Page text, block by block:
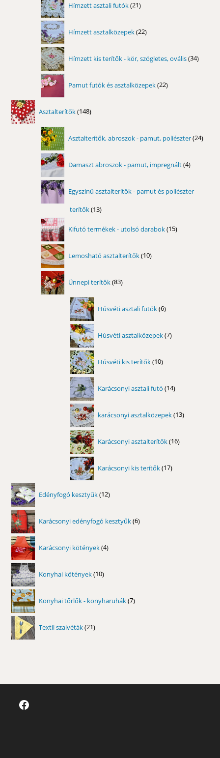
Hímzett asztali futók 21
termék
Hímzett asztalközepek 22
termék
Hímzett kis terítők - kör, szögletes, ovális 34
termék
Pamut futók és asztalközepek 22
termék
Asztalterítők 148
termék
Asztalterítők, abroszok - pamut, poliészter 24
Damaszt abroszok - pamut, impregnált 4
termék
Egyszínű asztalterítők - pamut és poliészter
terítők 1313
Kifutó termékek - utolsó darabok 15
termék
Lemosható asztalterítők 10
termék
Ünnepi terítők 83
termék
Húsvéti asztali futók 6
termék
Húsvéti asztalközepek 7
termék
Húsvéti kis terítők 10
termék
Karácsonyi asztali futó 14
termék
karácsonyi asztalközepek 13
termék
Karácsonyi asztalterítők 16
termék
Karácsonyi kis terítők 17
termék
Edényfogó kesztyűk 12
termék
Karácsonyi edényfogó kesztyűk 6
termék
Karácsonyi kötények 4
termék
Konyhai kötények 10
termék
Konyhai tőrlők - konyharuhák 7
termék
Textil szalvéták 21
termék
Facebook